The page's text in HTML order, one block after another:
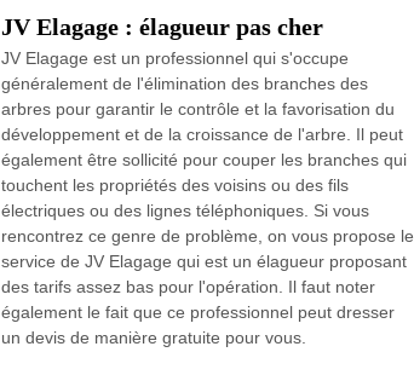
JV Elagage : élagueur pas cher
JV Elagage est un professionnel qui s'occupe
généralement de l'élimination des branches des
arbres pour garantir le contrôle et la favorisation du
développement et de la croissance de l'arbre. Il peut
également être sollicité pour couper les branches qui
touchent les propriétés des voisins ou des fils
électriques ou des lignes téléphoniques. Si vous
rencontrez ce genre de problème, on vous propose le
service de JV Elagage qui est un élagueur proposant
des tarifs assez bas pour l'opération. Il faut noter
également le fait que ce professionnel peut dresser
un devis de manière gratuite pour vous.